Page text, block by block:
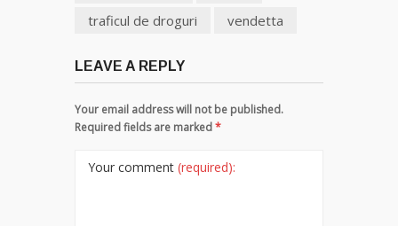
traficul de droguri
vendetta
LEAVE A REPLY
Your email address will not be published.
Required fields are marked*
Your comment (required):